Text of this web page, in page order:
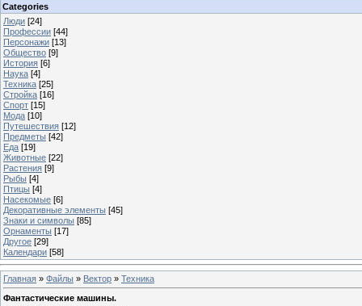
Categories
Люди [24]
Профессии [44]
Персонажи [13]
Общество [9]
История [6]
Наука [4]
Техника [25]
Стройка [16]
Спорт [15]
Мода [10]
Путешествия [12]
Предметы [42]
Еда [19]
Животные [22]
Растения [9]
Рыбы [4]
Птицы [4]
Насекомые [6]
Декоративные элементы [45]
Знаки и символы [85]
Орнаменты [17]
Другое [29]
Календари [58]
Главная » Файлы » Вектор » Техника
Фантастические машины.